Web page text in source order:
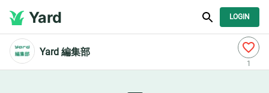
Yard LOGIN
Yard 編集部
1